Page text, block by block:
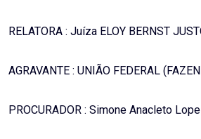
RELATORA : Juíza ELOY BERNST
AGRAVANTE : UNIÃO FEDERAL
PROCURADOR : Simone Anacleto